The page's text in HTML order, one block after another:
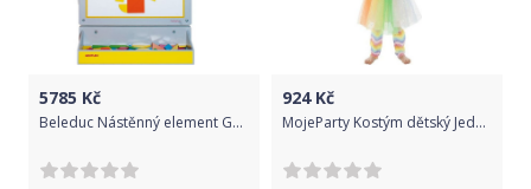
5785 Kč
Beleduc Nástěnný element Geoflex
924Kč
MojeParty Kostým dětský Jednorožec duhový 5-6 let (vel. 110-116 cm)